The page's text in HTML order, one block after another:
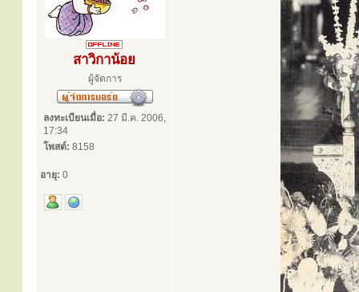
สาวิกาน้อย
ผู้จัดการ
ลงทะเบียนเมื่อ: 27 มี.ค. 2006,
17:34
โพสต์: 8158
อายุ: 0